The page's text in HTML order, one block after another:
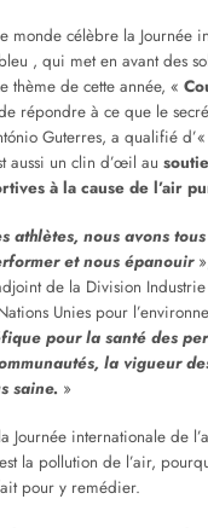
monde célèbre la Journée
, qui met en avant des
thème de cette année, «
répondre à ce que le
Guterres, a qualifié d’«
aussi un clin d’œil au
à la cause de l’air
athlètes, nous avons
et nous épanouir
de la Division
Unies pour
pour la santé des
la vigueur
saine. »
Journée internationale de
la pollution de l’air,
pour y remédier.